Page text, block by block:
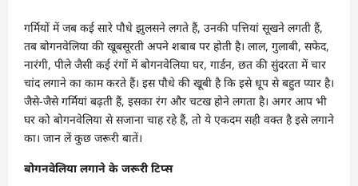
गर्मियों में जब कई सारे पौधे झुलसने लगते हैं, उनकी पत्तियां सूखने लगती हैं,
तब बोगनवेलिया की खूबसूरती अपने शबाब पर होती है। लाल, गुलाबी, सफेद,
नारंगी, पीले जैसी कई रंगों में बोगनवेलिया घर, गार्डन, छत की सुंदरता में चार
चांद लगाने का काम करते हैं। इस पौधे की खूबी है कि इसे धूप से बहुत प्यार है।
जैसे-जैसे गर्मियां बढ़ती हैं, इसका रंग और चटख होने लगता है। अगर आप भी
घर को बोगनवेलिया से सजाना चाह रहे हैं, तो ये एकदम सही वक्त है इसे लगाने
का। जान लें कुछ जरूरी बातें।
बोगनवेलिया लगाने के जरूरी टिप्स